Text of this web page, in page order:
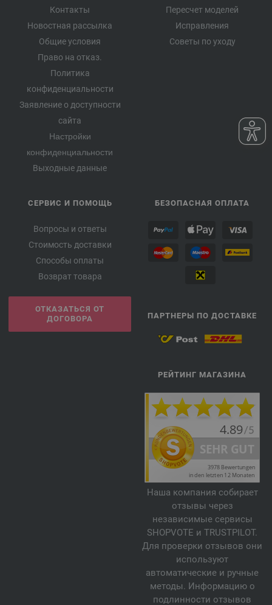
Контакты
Новостная рассылка
Общие условия
Право на отказ.
Политика
конфиденциальности
Заявление о доступности
сайта
Настройки
конфиденциальности
Выходные данные
Пересчет моделей
Исправления
Советы по уходу
СЕРВИС И ПОМОЩЬ
Вопросы и ответы
Стоимость доставки
Способы оплаты
Возврат товара
ОТКАЗАТЬСЯ ОТ
ДОГОВОРА
БЕЗОПАСНАЯ ОПЛАТА
ПАРТНЕРЫ ПО ДОСТАВКЕ
РЕЙТИНГ МАГАЗИНА
Наша компания собирает
отзывы через
независимые сервисы
SHOPVOTE и TRUSTPILOT.
Для проверки отзывов они
используют
автоматические и ручные
методы. Информацию о
подлинности отзывов